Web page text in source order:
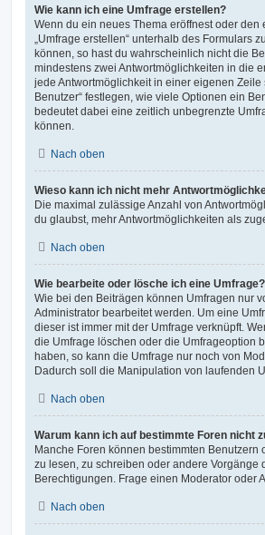
Wie kann ich eine Umfrage erstellen?
Wenn du ein neues Thema eröffnest oder
„Umfrage erstellen“ unterhalb des Formulars
können, so hast du wahrscheinlich nicht die
mindestens zwei Antwortmöglichkeiten in die
jede Antwortmöglichkeit in einer eigenen
Benutzer“ festlegen, wie viele Optionen ein
bedeutet dabei eine zeitlich unbegrenzte
können.
Nach oben
Wieso kann ich nicht mehr
Die maximal zulässige Anzahl von
du glaubst, mehr Antwortmöglichkeiten als
Nach oben
Wie bearbeite oder lösche ich eine Umfrage?
Wie bei den Beiträgen können Umfragen nur
Administrator bearbeitet werden. Um eine
dieser ist immer mit der Umfrage verknüpft.
die Umfrage löschen oder die Umfrageoption
haben, so kann die Umfrage nur noch von
Dadurch soll die Manipulation von laufenden
Nach oben
Warum kann ich auf bestimmte Foren nicht
Manche Foren können bestimmten
zu lesen, zu schreiben oder andere
Berechtigungen. Frage einen Moderator oder
Nach oben